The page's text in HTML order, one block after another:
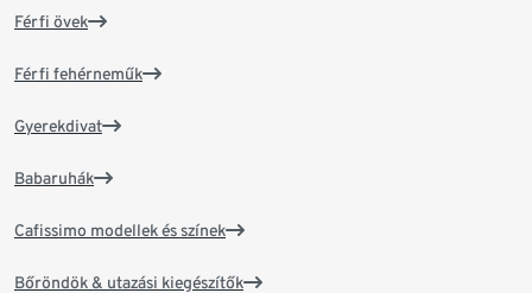
Férfi övek
Férfi fehérneműk
Gyerekdivat
Babaruhák
Cafissimo modellek és színek
Bőröndök & utazási kiegészítők